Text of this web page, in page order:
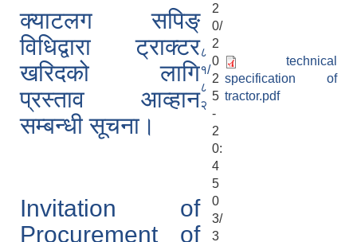
क्याटलग सपिङ्
विधिद्वारा ट्राक्टर
खरिदको लागि
प्रस्ताव आव्हान
सम्बन्धी सूचना।
८
१/
८
२
2
0/
2
0
2
5
-
2
0:
4
5
technical
specification of
tractor.pdf
Invitation of
Procurement of
0
3/
3